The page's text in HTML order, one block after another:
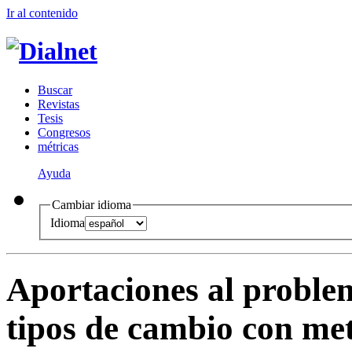
Ir al contenido
Buscar
Revistas
Tesis
Congresos
métricas
Ayuda
Cambiar idioma
Idioma
Aportaciones al
tipos de cambio con